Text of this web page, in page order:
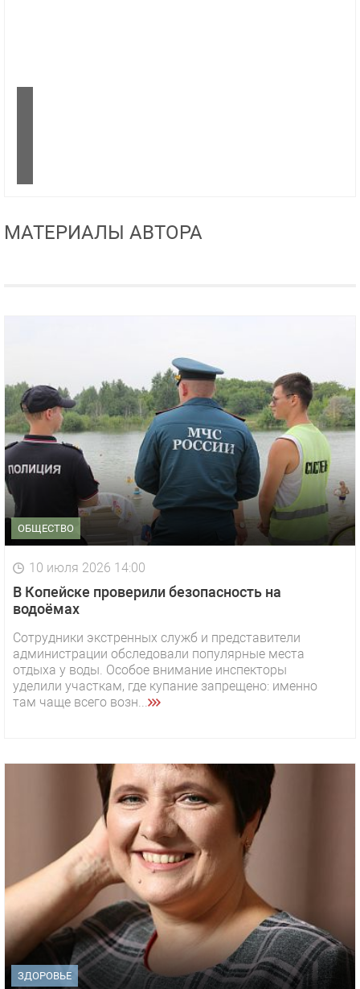
МАТЕРИАЛЫ АВТОРА
ОБЩЕСТВО
10 июля 2026 14:00
В Копейске проверили безопасность на
водоёмах
Сотрудники экстренных служб и представители
администрации обследовали популярные места
отдыха у воды. Особое внимание инспекторы
уделили участкам, где купание запрещено: именно
там чаще всего возн...
ЗДОРОВЬЕ